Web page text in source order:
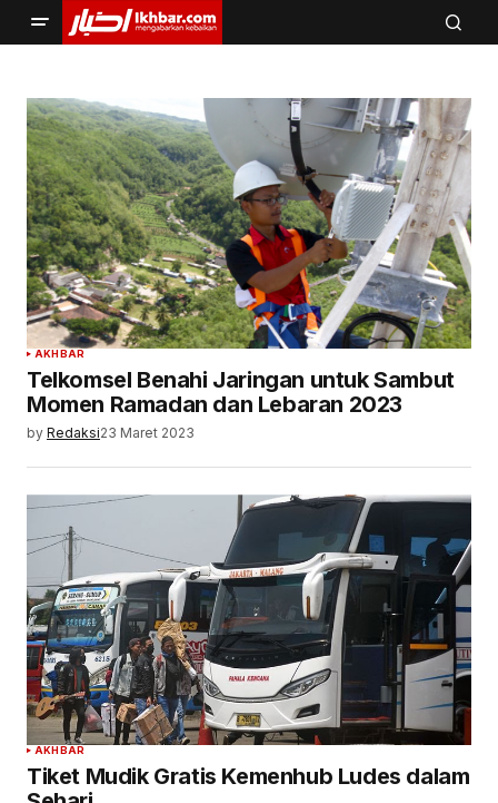
AKHBAR
Telkomsel Benahi Jaringan untuk Sambut
Momen Ramadan dan Lebaran 2023
by Redaksi23 Maret 2023
AKHBAR
Tiket Mudik Gratis Kemenhub Ludes dalam